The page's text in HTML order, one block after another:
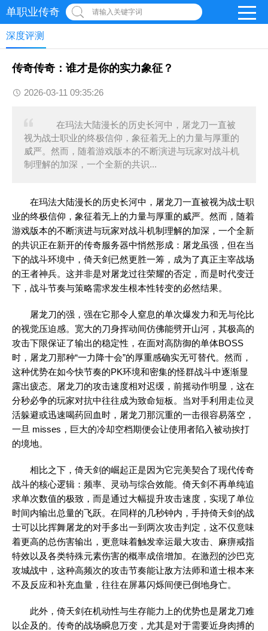
单职业传奇 请输入关键字词
深度评测
传奇传奇：谁才是你的实力象征？
2026-03-11 09:35:26
在玛法大陆漫长的历史长河中，屠龙刀一直被
视为战士职业的终极信仰，象征着无上的力量与厚重的
威严。然而，随着游戏版本的不断演进与玩家对战斗机
制理解的加深，一个全新的共识...
在玛法大陆漫长的历史长河中，屠龙刀一直被视为战士职
业的终极信仰，象征着无上的力量与厚重的威严。然而，随着
游戏版本的不断演进与玩家对战斗机制理解的加深，一个全新
的共识正在新开的传奇服务器中悄然形成：屠龙虽强，但在当
下的战斗环境中，倚天剑已然更胜一筹，成为了真正主宰战场
的王者神兵。这并非是对屠龙过往荣耀的否定，而是时代变迁
下，战斗节奏与策略需求发生根本性转变的必然结果。
屠龙刀的强，强在它那令人窒息的单次爆发力和无与伦比
的视觉压迫感。宽大的刀身挥动间仿佛能劈开山河，其极高的
攻击下限保证了输出的稳定性，在面对高防御的单体BOSS
时，屠龙刀那种“一力降十会”的厚重感确实无可替代。然而，
这种优势在如今快节奏的PK环境和密集的怪群战斗中逐渐显
露出疲态。屠龙刀的攻击速度相对迟缓，前摇动作明显，这在
分秒必争的玩家对抗中往往成为致命短板。当对手利用走位灵
活躲避或迅速喝药回血时，屠龙刀那沉重的一击很容易落空，
一旦 misses，巨大的冷却空档期便会让使用者陷入被动挨打
的境地。
相比之下，倚天剑的崛起正是因为它完美契合了现代传奇
战斗的核心逻辑：频率、灵动与综合效能。倚天剑不再单纯追
求单次数值的极致，而是通过大幅提升攻击速度，实现了单位
时间内输出总量的飞跃。在同样的几秒钟内，手持倚天剑的战
士可以比挥舞屠龙的对手多出一到两次攻击判定，这不仅意味
着更高的总伤害输出，更意味着触发幸运最大攻击、麻痹戒指
特效以及各类特殊元素伤害的概率成倍增加。在激烈的沙巴克
攻城战中，这种高频次的攻击节奏能让敌方法师和道士根本来
不及反应和补充血量，往往在屏幕闪烁间便已倒地身亡。
此外，倚天剑在机动性与生存能力上的优势也是屠龙刀难
以企及的。传奇的战场瞬息万变，尤其是对于需要近身肉搏的